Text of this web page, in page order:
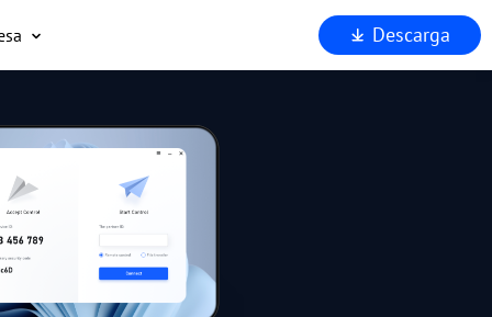
¿Por qué AnyViewer?
Descarga